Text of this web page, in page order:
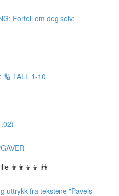
Fortell om deg selv:
🔢 TALL 1-10
👨‍👩‍👦‍👦 👫
uttrykk fra tekstene "Pavels